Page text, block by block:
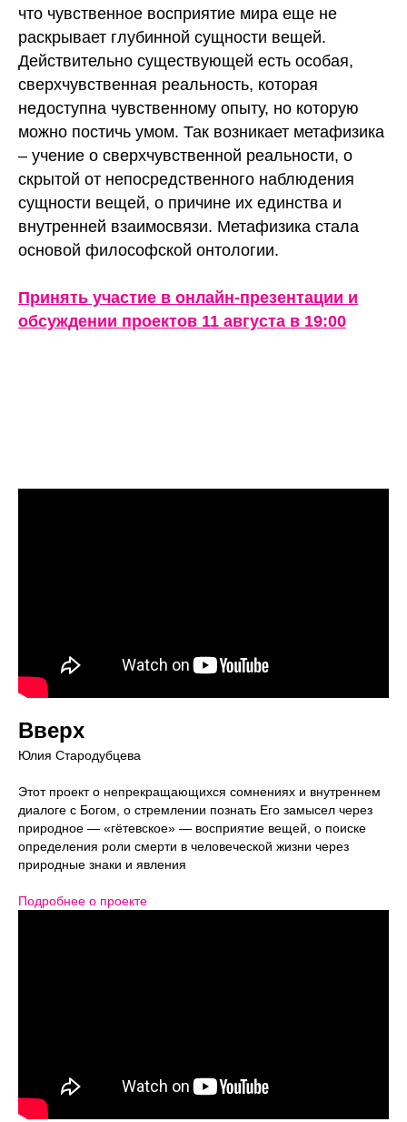
что чувственное восприятие мира еще не
раскрывает глубинной сущности вещей.
Действительно существующей есть особая,
сверхчувственная реальность, которая
недоступна чувственному опыту, но которую
можно постичь умом. Так возникает метафизика
– учение о сверхчувственной реальности, о
скрытой от непосредственного наблюдения
сущности вещей, о причине их единства и
внутренней взаимосвязи. Метафизика стала
основой философской онтологии.
Принять участие в онлайн-презентации и
обсуждении проектов 11 августа в 19:00
Вверх
Юлия Стародубцева
Этот проект о непрекращающихся сомнениях и внутреннем
диалоге с Богом, о стремлении познать Его замысел через
природное — «гётевское» — восприятие вещей, о поиске
определения роли смерти в человеческой жизни через
природные знаки и явления
Подробнее о проекте